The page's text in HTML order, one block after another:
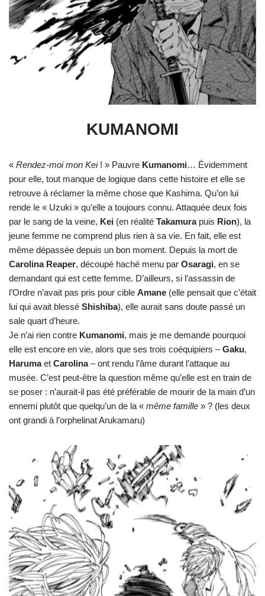
KUMANOMI
« Rendez-moi mon Kei! » Pauvre Kumanomi… Évidemment
pour elle, tout manque de logique dans cette histoire et elle se
retrouve à réclamer la même chose que Kashima. Qu’on lui
rende le « Uzuki » qu’elle a toujours connu. Attaquée deux fois
par le sang de la veine, Kei (en réalité Takamurapuis Rion), la
jeune femme ne comprend plus rien à sa vie. En fait, elle est
même dépassée depuis un bon moment. Depuis la mort de
Carolina Reaper, découpé haché menu par Osaragi, en se
demandant qui est cette femme. D’ailleurs, si l’assassin de
l’Ordre n’avait pas pris pour cible Amane (elle pensait que c’était
lui qui avait blessé Shishiba), elle aurait sans doute passé un
sale quart d’heure.
Je n’ai rien contre Kumanomi, mais je me demande pourquoi
elle est encore en vie, alors que ses trois coéquipiers –Gaku,
Harumaet Carolina– ont rendu l’âme durant l’attaque au
musée. C’est peut-être la question même qu’elle est en train de
se poser : n’aurait-il pas été préférable de mourir de la main d’un
ennemi plutôt que quelqu’un de la « même famille » ? (les deux
ont grandi à l’orphelinat Arukamaru)